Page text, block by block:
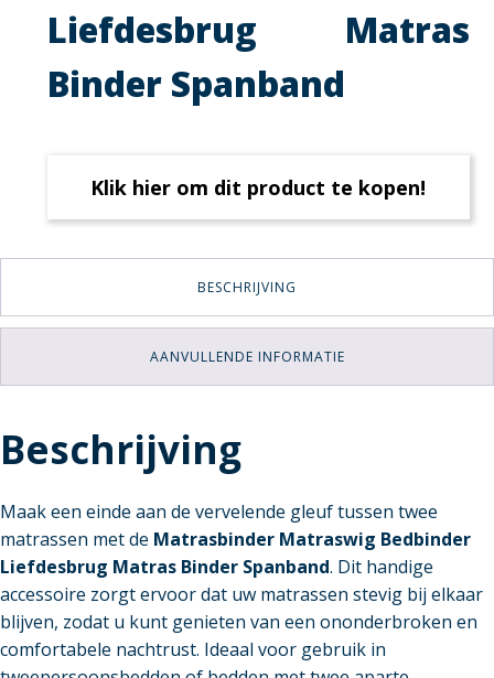
Liefdesbrug Matras
Binder Spanband
Klik hier om dit product te kopen!
BESCHRIJVING
AANVULLENDE INFORMATIE
Beschrijving
Maak een einde aan de vervelende gleuf tussen twee
matrassen met de Matrasbinder Matraswig Bedbinder
Liefdesbrug Matras Binder Spanband. Dit handige
accessoire zorgt ervoor dat uw matrassen stevig bij elkaar
blijven, zodat u kunt genieten van een ononderbroken en
comfortabele nachtrust. Ideaal voor gebruik in